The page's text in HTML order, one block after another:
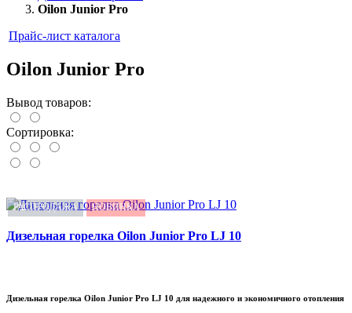
Oilon Junior Pro
Прайс-лист каталога
Oilon Junior Pro
Вывод товаров:
Сортировка:
РАСПРОДАЖА НОВИНКА
Дизельная горелка Oilon Junior Pro LJ 10
Дизельная горелка Oilon Junior Pro LJ 10 для надежного и экономичного отопления